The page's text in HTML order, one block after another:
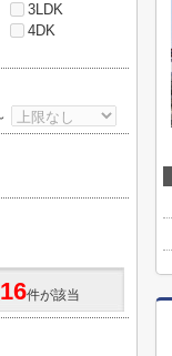
3LDK
4DK
16件が該当